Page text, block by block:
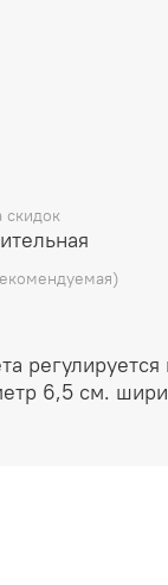
скидок
6,5 см.